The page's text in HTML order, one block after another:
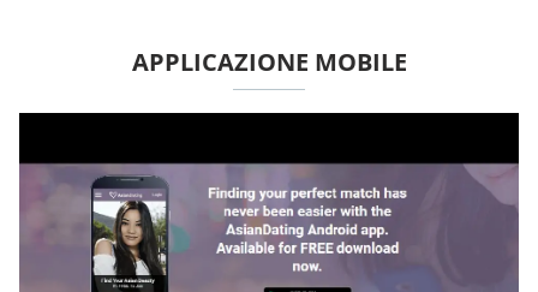
APPLICAZIONE MOBILE